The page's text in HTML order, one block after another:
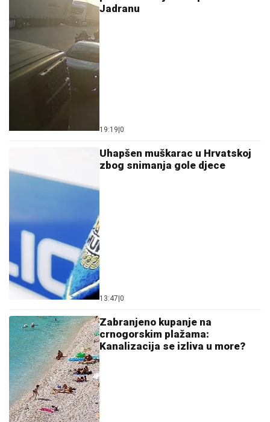
Јadranu
19:19 0
Uhapšen muškarac u Hrvatskoj
zbog snimanja gole djece
13:47 0
Zabranjeno kupanje na
crnogorskim plažama:
Kanalizacija se izliva u more?